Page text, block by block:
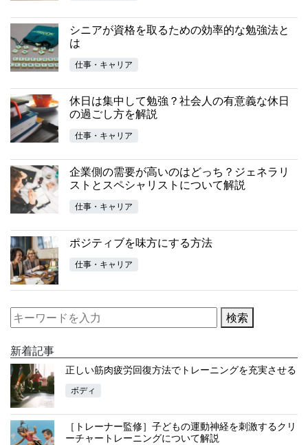
シニアが資格を取るための効率的な勉強法と
は
仕事・キャリア
休日は集中して勉強？社会人の有意義な休日
の過ごし方を解説
仕事・キャリア
企業側の需要が高いのはどっち？ジェネラリ
ストとスペシャリストについて解説
仕事・キャリア
ポジティブを味方にする方法
仕事・キャリア
検索
新着記事
正しい筋肉疲労回復方法でトレーニングを充実させる
ボディ
［トレーナー監修］子どもの運動神経を刺激するクリ
ーチャートレーニングについて解説